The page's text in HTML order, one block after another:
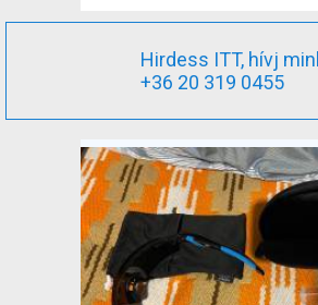
Hirdess ITT, hívj
+36 20 319 0455